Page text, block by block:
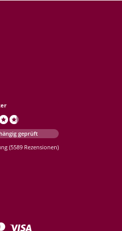
geprüft
(5589 Rezensionen)